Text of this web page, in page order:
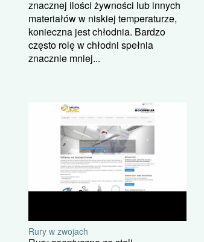
znacznej ilości żywności lub innych
materiałów w niskiej temperaturze,
konieczna jest chłodnia. Bardzo
często rolę w chłodni spełnia
znacznie mniej...
Rury w zwojach